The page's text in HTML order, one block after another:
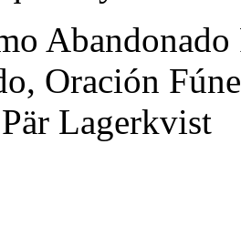
Oración
Lagerkvist